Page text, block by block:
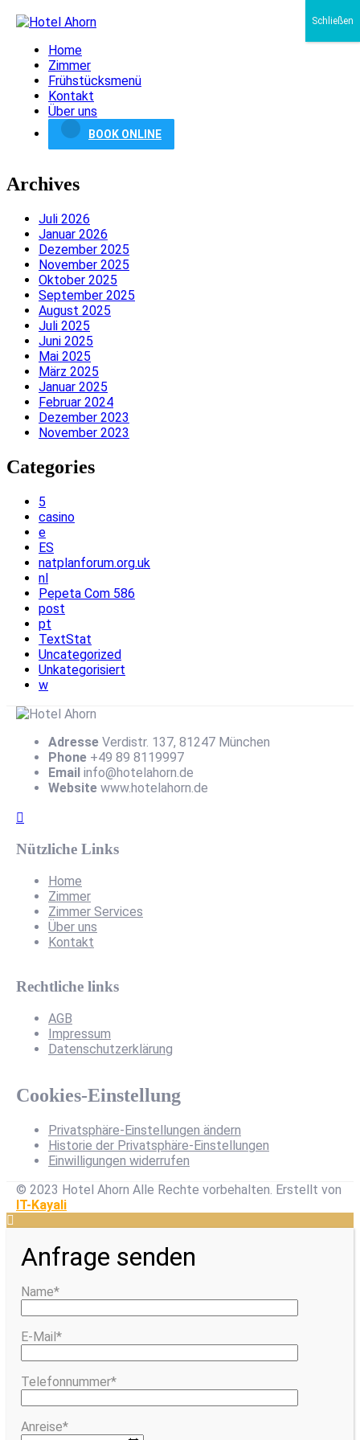
Home
Zimmer
Frühstücksmenü
Kontakt
Über uns
BOOK ONLINE
Archives
Juli 2026
Januar 2026
Dezember 2025
November 2025
Oktober 2025
September 2025
August 2025
Juli 2025
Juni 2025
Mai 2025
März 2025
Januar 2025
Februar 2024
Dezember 2023
November 2023
Categories
5
casino
e
ES
natplanforum.org.uk
nl
Pepeta Com 586
post
pt
TextStat
Uncategorized
Unkategorisiert
w
Adresse Verdistr. 137, 81247 München
Phone +49 89 8119997
Email info@hotelahorn.de
Website www.hotelahorn.de
Nützliche Links
Home
Zimmer
Zimmer Services
Über uns
Kontakt
Rechtliche links
AGB
Impressum
Datenschutzerklärung
Cookies-Einstellung
Privatsphäre-Einstellungen ändern
Historie der Privatsphäre-Einstellungen
Einwilligungen widerrufen
© 2023 Hotel Ahorn Alle Rechte vorbehalten. Erstellt von
IT-Kayali
Anfrage senden
Name*
E-Mail*
Telefonnummer*
Anreise*
Schließen